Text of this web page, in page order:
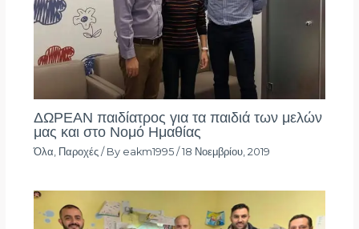
ΔΩΡΕΑΝ παιδίατρος για τα παιδιά των μελών
μας και στο Νομό Ημαθίας
Όλα Παροχές/ By eakm1995 / 18 Νοεμβρίου, 2019